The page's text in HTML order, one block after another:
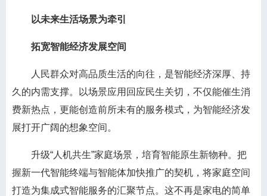
以未来生活场景为牵引
拓宽智能经济发展空间
人民群众对高品质生活的向往，是智能经济深厚、持
久的内需支撑。以场景应用回应民生关切，不仅能催生消
费新热点，更能创造前所未有的服务模式，为智能经济发
展打开广阔的想象空间。
升级“人机共生”家庭场景，培育智能原生新物种。把
握新一代智能终端与智能体加快推广的契机，将家庭空间
打造为集成式智能服务的汇聚节点。这不再是家电的简单